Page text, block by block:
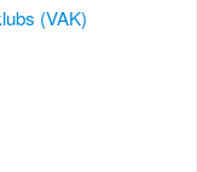
(VAK)